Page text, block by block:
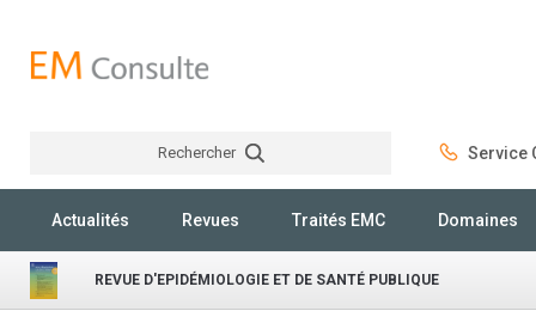
Rechercher Service
Actualités Revues Traités EMC Domaines
REVUE D'EPIDÉMIOLOGIE ET DE SANTÉ PUBLIQUE